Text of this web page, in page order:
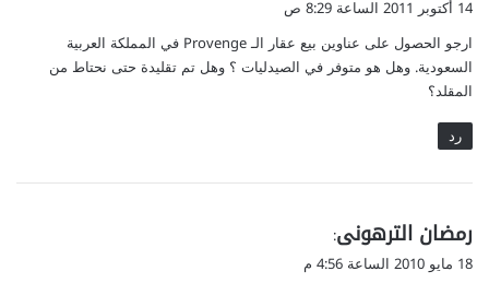
ل
14 أكتوبر 2011 الساعة 8:29 ص
ارجو الحصول على عناوين بيع عقار الـ Provenge في المملكة العربية
السعودية. وهل هو متوفر في الصيدليات ؟ وهل تم تقليدة حتى نحتاط من
المقلد؟
رد
ي
ق
رمضان الترهونى:
18 مايو 2010 الساعة 4:56 م